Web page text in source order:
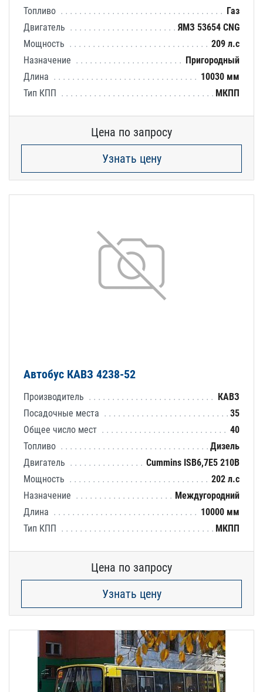
Топливо
Газ
Двигатель
ЯМЗ 53654 CNG
Мощность
209 л.с
Назначение
Пригородный
Длина
10030 мм
Тип КПП
МКПП
Цена по запросу
Узнать цену
Автобус КАВЗ 4238-52
Производитель
КАВЗ
Посадочные места
35
Общее число мест
40
Топливо
Дизель
Двигатель
Cummins ISВ6,7E5 210В
Мощность
202 л.с
Назначение
Междугородний
Длина
10000 мм
Тип КПП
МКПП
Цена по запросу
Узнать цену